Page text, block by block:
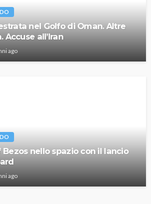
nel Golfo di Oman. Altre
all’Iran
ago
Bezos nello spazio con il lancio
ago